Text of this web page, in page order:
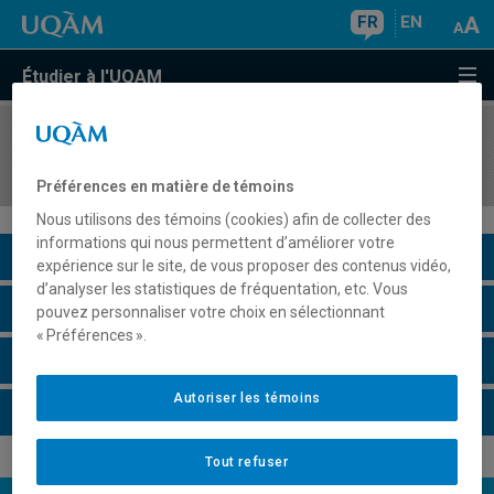
FR EN
Étudier à l'UQAM
COURS//
Description du cours
Horaire - Été 2026
Préférences en matière de témoins
Nous utilisons des témoins (cookies) afin de collecter des
informations qui nous permettent d’améliorer votre
expérience sur le site, de vous proposer des contenus vidéo,
d’analyser les statistiques de fréquentation, etc. Vous
pouvez personnaliser votre choix en sélectionnant
« Préférences ».
Tout refuser
Autoriser les témoins